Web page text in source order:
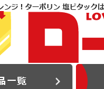
ンジ！ターポリン 塩ビタック
一覧